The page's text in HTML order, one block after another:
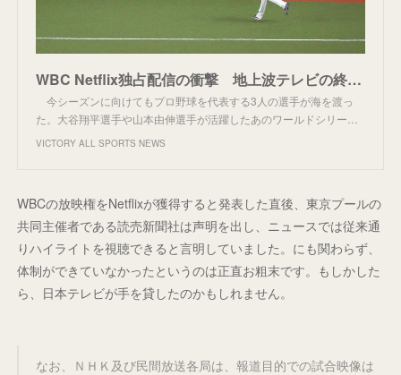
WBC Netflix独占配信の衝撃 地上波テレビの終焉か？！
今シーズンに向けてもプロ野球を代表する3人の選手が海を渡っ
た。大谷翔平選手や山本由伸選手が活躍したあのワールドシリー…
VICTORY ALL SPORTS NEWS
WBCの放映権をNetflixが獲得すると発表した直後、東京プールの
共同主催者である読売新聞社は声明を出し、ニュースでは従来通
りハイライトを視聴できると言明していました。にも関わらず、
体制ができていなかったというのは正直お粗末です。もしかした
ら、日本テレビが手を貸したのかもしれません。
なお、ＮＨＫ及び民間放送各局は、報道目的での試合映像は